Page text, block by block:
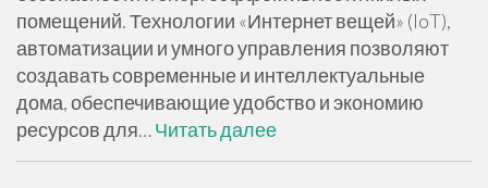
помещений. Технологии «Интернет вещей» (IoT),
автоматизации и умного управления позволяют
создавать современные и интеллектуальные
дома, обеспечивающие удобство и экономию
ресурсов для…Читать далее